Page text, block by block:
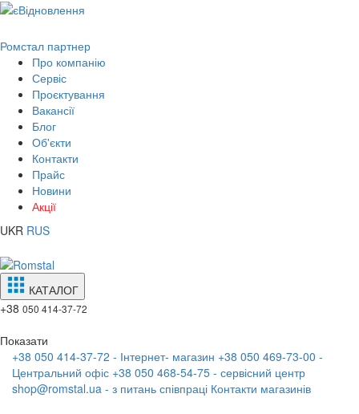
Ромстал партнер
Про компанію
Сервіс
Проєктування
Вакансії
Блог
Об'єкти
Контакти
Прайс
Новини
Акції
UKR RUS
КАТАЛОГ
+38 050 414-37-72
Показати
+38 050 414-37-72 - Інтернет- магазин +38 050 469-73-00 -
Центральний офіс +38 050 468-54-75 - сервісний центр
shop@romstal.ua - з питань співпраці Контакти магазинів